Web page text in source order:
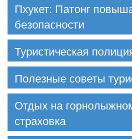
Пхукет: Патонг
безопасности
Туристическая
Полезные советы
Отдых на
страховка